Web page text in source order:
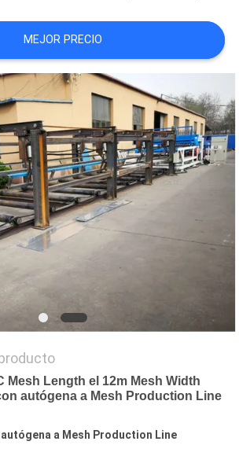
MEJOR PRECIO
Mesh Length el 12m Mesh Width
autógena a Mesh Production Line
a Mesh Production Line